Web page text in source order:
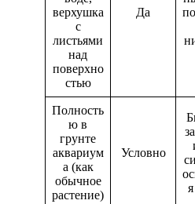
верхушка
с
листьями
над
поверхно
стью
Да
Полность
ю в
грунте
аквариум
а (как
обычное
растение)
Условно